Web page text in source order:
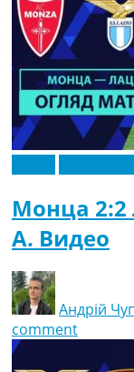
Монца 2:2
A. Видео
Андрій
comment